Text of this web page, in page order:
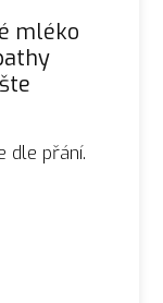
mléko
dle přání.